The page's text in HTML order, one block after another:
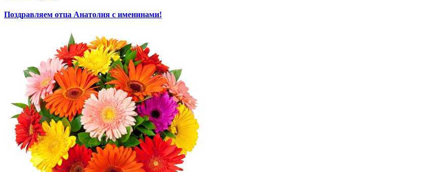
Поздравляем отца Анатолия с именинами!